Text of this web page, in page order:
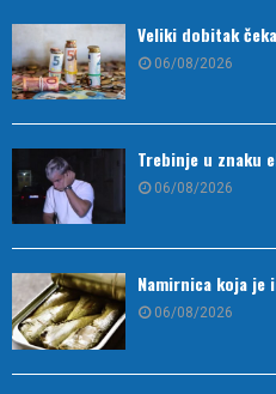
Veliki dobitak
06/08/2026
Trebinje u znaku
06/08/2026
Namirnica koja je
06/08/2026